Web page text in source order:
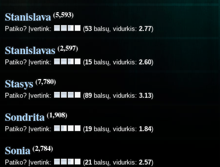
Stanislava(5,593)
Patiko? Įvertink: (53 balsų, vidurkis: 2.77)
Stanislavas(2,597)
Patiko? Įvertink: (15 balsų, vidurkis: 2.60)
Stasys(7,780)
Patiko? Įvertink: (89 balsų, vidurkis: 3.13)
Sondrita(1,908)
Patiko? Įvertink: (19 balsų, vidurkis: 1.84)
Sonia(2,784)
Patiko? Įvertink: (21 balsų, vidurkis: 2.57)